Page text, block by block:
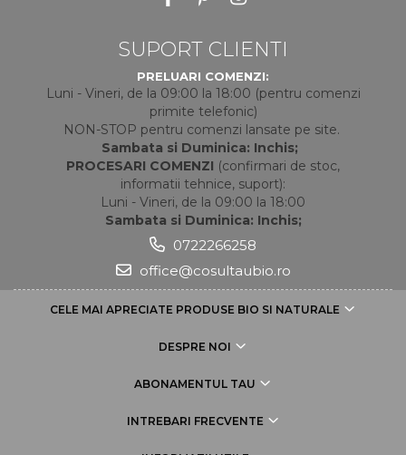
SUPORT CLIENTI
PRELUARI COMENZI:
Luni - Vineri, de la 09:00 la 18:00 (pentru comenzi
primite telefonic)
NON-STOP pentru comenzi lansate pe site.
Sambata si Duminica: Inchis;
PROCESARI COMENZI (confirmari de stoc,
informatii tehnice, suport):
Luni - Vineri, de la 09:00 la 18:00
Sambata si Duminica: Inchis;
0722266258
office@cosultaubio.ro
CELE MAI APRECIATE PRODUSE BIO SI NATURALE
DESPRE NOI
ABONAMENTUL TAU
INTREBARI FRECVENTE